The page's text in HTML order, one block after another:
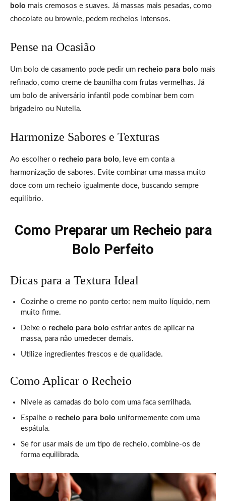
bolo mais cremosos e suaves. Já massas mais pesadas, como
chocolate ou brownie, pedem recheios intensos.
Pense na Ocasião
Um bolo de casamento pode pedir um recheio para bolo mais
refinado, como creme de baunilha com frutas vermelhas. Já
um bolo de aniversário infantil pode combinar bem com
brigadeiro ou Nutella.
Harmonize Sabores e Texturas
Ao escolher o recheio para bolo, leve em conta a
harmonização de sabores. Evite combinar uma massa muito
doce com um recheio igualmente doce, buscando sempre
equilíbrio.
Como Preparar um Recheio para
Bolo Perfeito
Dicas para a Textura Ideal
Cozinhe o creme no ponto certo: nem muito líquido, nem
muito firme.
Deixe o recheio para bolo esfriar antes de aplicar na
massa, para não umedecer demais.
Utilize ingredientes frescos e de qualidade.
Como Aplicar o Recheio
Nivele as camadas do bolo com uma faca serrilhada.
Espalhe o recheio para bolo uniformemente com uma
espátula.
Se for usar mais de um tipo de recheio, combine-os de
forma equilibrada.